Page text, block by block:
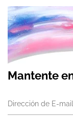
Mantente
Dirección de E-mail